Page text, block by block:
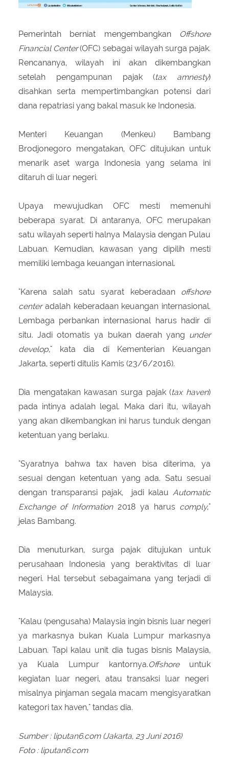
Pemerintah berniat mengembangkan Offshore
Financial Center(OFC) sebagai wilayah surga pajak.
Rencananya, wilayah ini akan dikembangkan
setelah pengampunan pajak (tax amnesty)
disahkan serta mempertimbangkan potensi dari
dana repatriasi yang bakal masuk ke Indonesia.
Menteri Keuangan (Menkeu) Bambang
Brodjonegoro mengatakan, OFC ditujukan untuk
menarik aset warga Indonesia yang selama ini
ditaruh di luar negeri.
Upaya mewujudkan OFC mesti memenuhi
beberapa syarat. Di antaranya, OFC merupakan
satu wilayah seperti halnya Malaysia dengan Pulau
Labuan. Kemudian, kawasan yang dipilih mesti
memiliki lembaga keuangan internasional.
"Karena salah satu syarat keberadaan offshore
centeradalah keberadaan keuangan internasional.
Lembaga perbankan internasional harus hadir di
situ. Jadi otomatis ya bukan daerah yang under
develop," kata dia di Kementerian Keuangan
Jakarta, seperti ditulis Kamis (23/6/2016).
Dia mengatakan kawasan surga pajak (tax haven)
pada intinya adalah legal. Maka dari itu, wilayah
yang akan dikembangkan ini harus tunduk dengan
ketentuan yang berlaku.
"Syaratnya bahwa tax haven bisa diterima, ya
sesuai dengan ketentuan yang ada. Satu sesuai
dengan transparansi pajak, jadi kalau Automatic
Exchange of Information2018 ya harus comply,"
jelas Bambang.
Dia menuturkan, surga pajak ditujukan untuk
perusahaan Indonesia yang beraktivitas di luar
negeri. ‎Hal tersebut sebagaimana yang terjadi di
Malaysia.
‎"Kalau (pengusaha) Malaysia ingin bisnis luar negeri
ya markasnya bukan Kuala Lumpur markasnya
Labuan. Tapi kalau unit dia tugas bisnis Malaysia,
ya Kuala Lumpur kantornya.‎Offshoreuntuk
kegiatan luar negeri, atau transaksi luar negeri
misalnya pinjaman‎ segala macam mengisyaratkan
kategori tax haven," tandas dia.‎
Sumber : liputan6.com (Jakarta, 23 Juni 2016)
Foto : liputan6.com